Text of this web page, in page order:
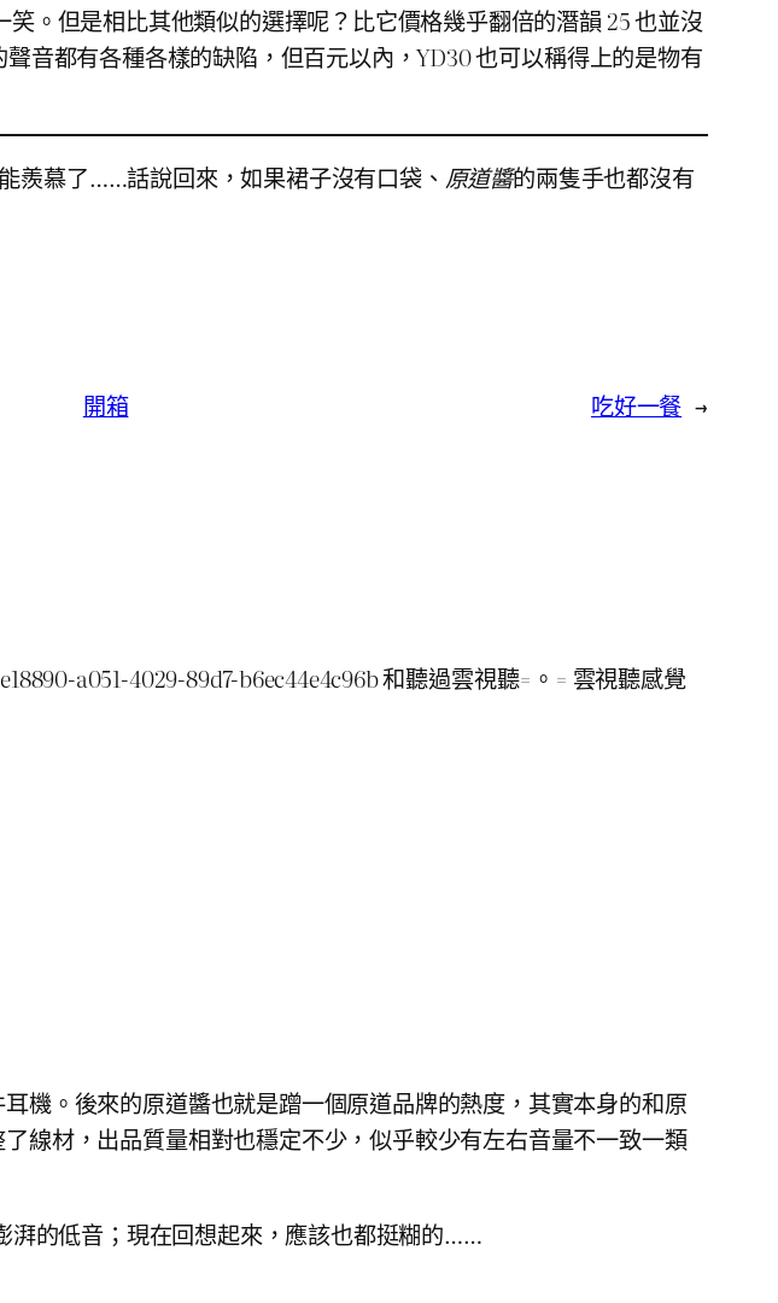
。但是相比其他類似的選擇呢？比它價格幾乎翻倍的潛韻 25 也並沒
音都有各種各樣的缺陷，但百元以內，YD30 也可以稱得上的是物有
羨慕了……話說回來，如果裙子沒有口袋、 原道醬的兩隻手也都沒有
開箱 吃好一餐 →
a051-4029-89d7-b6ec44e4c96b 和聽過雲視聽=。= 雲視聽感覺
機。後來的原道醬也就是蹭一個原道品牌的熱度，其實本身的和原
線材，出品質量相對也穩定不少，似乎較少有左右音量不一致一類
湃的低音；現在回想起來，應該也都挺糊的……